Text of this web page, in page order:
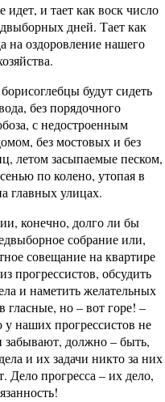
идет, и тает как воск число
дней. Тает как
на оздоровление нашего
будут сидеть
без порядочного
с недостроенным
без мостовых и без
летом засыпаемые песком,
по колено, утопая в
главных улицах.
конечно, долго ли бы
собрание или,
совещание на квартире
прогрессистов, обсудить
и наметить желательных
гласные, но – вот горе! –
у наших прогрессистов не
забывают, должно – быть,
и их задачи никто за них
Дело прогресса – их дело,